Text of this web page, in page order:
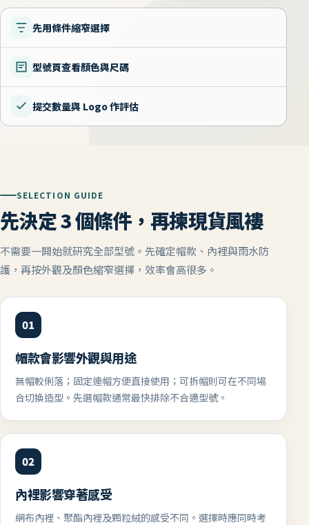
先用條件縮窄選擇
型號頁查看顏色與尺碼
提交數量與 Logo 作評估
SELECTION GUIDE
先決定 3 個條件，再揀現貨風褸
不需要一開始就研究全部型號。先確定帽款、內裡與雨水防
護，再按外觀及顏色縮窄選擇，效率會高很多。
01
帽款會影響外觀與用途
無帽較俐落；固定連帽方便直接使用；可拆帽則可在不同場
合切換造型。先選帽款通常最快排除不合適型號。
02
內裡影響穿著感受
網布內裡、聚酯內裡及顆粒絨的感受不同。選擇時應同時考